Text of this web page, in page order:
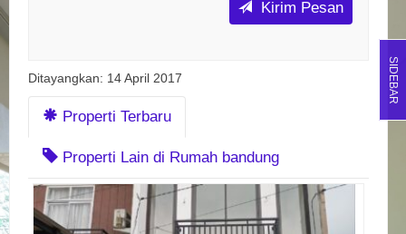
Kirim Pesan
Ditayangkan: 14 April 2017
Properti Terbaru
Properti Lain di Rumah bandung
SIDEBAR